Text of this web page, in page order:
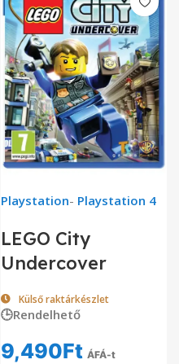
Playstation- Playstation 4
LEGO City
Undercover
Külső raktárkészlet
🕒Rendelhető
9,490Ft ÁFÁ-t